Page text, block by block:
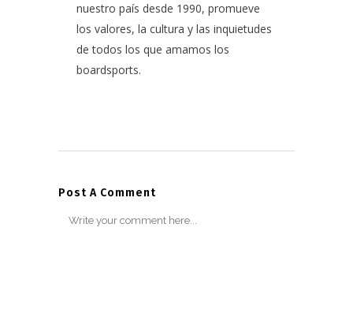
nuestro país desde 1990, promueve
los valores, la cultura y las inquietudes
de todos los que amamos los
boardsports.
Post A Comment